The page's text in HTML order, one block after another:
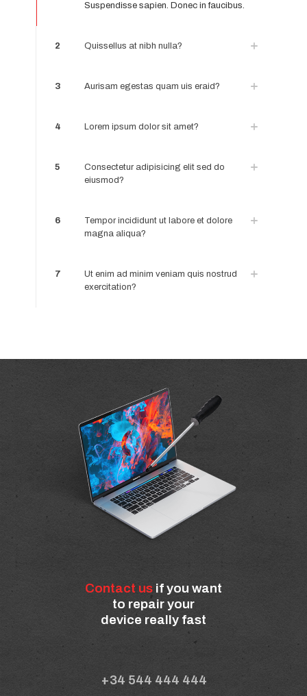
Suspendisse sapien. Donec in faucibus.
2 Quissellus at nibh nulla?
3 Aurisam egestas quam uis eraid?
4 Lorem ipsum dolor sit amet?
5
Consectetur adipisicing elit sed do
eiusmod?
6
Tempor incididunt ut labore et dolore
magna aliqua?
7
Ut enim ad minim veniam quis nostrud
exercitation?
Contact us if you want
to repair your
device really fast
+34 544 444 444